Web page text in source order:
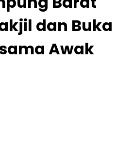
dan Buka
Awak